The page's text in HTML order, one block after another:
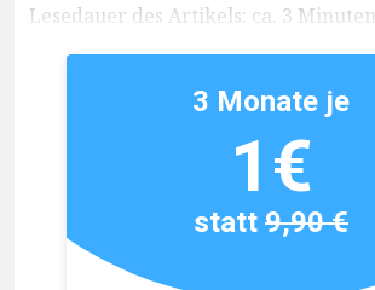
Lesedauer des Artikels: ca. 3 Minuten
3 Monate je
1€
statt9,90 €